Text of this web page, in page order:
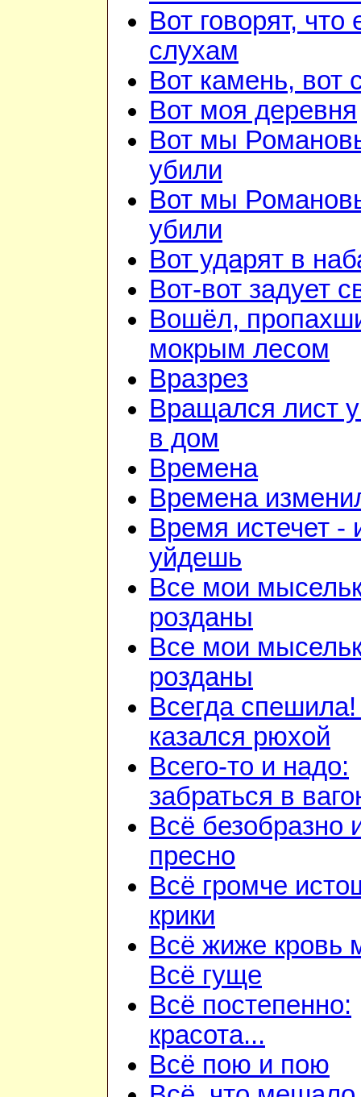
Вот говорят, что
слухам
Вот камень, вот
Вот моя деревня
Вот мы
убили
Вот мы
убили
Вот ударят в
Вот-вот задует
Вошёл,
мокрым лесом
Вразрез
Вращался лист
в дом
Времена
Времена
Время истечет -
уйдешь
Все мои
розданы
Все мои
розданы
Всегда
казался рюхой
Всего-то и надо:
забраться в
Всё безобразно
пресно
Всё громче
крики
Всё жиже кровь
Всё гуще
Всё постепенно:
красота...
Всё пою и пою